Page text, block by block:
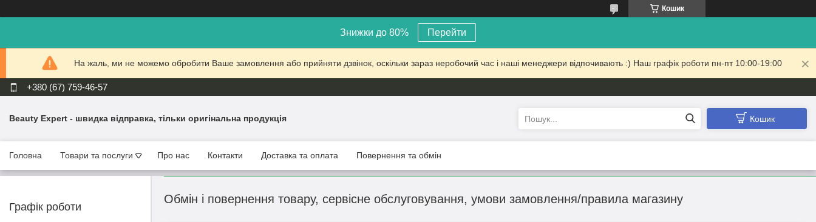
Кошик
Знижки до 80% Перейти
На жаль, ми не можемо обробити Ваше замовлення або прийняти дзвінок, оскільки зараз неробочий час і наші менеджери відпочивають :) Наш графік роботи пн-пт 10:00-19:00
+380 (67) 759-46-57
Beauty Expert - швидка відправка, тільки оригінальна продукція Кошик
Головна Товари та послуги Про нас Контакти Доставка та оплата Повернення та обмін
Обмін і повернення товару, сервісне обслуговування, умови замовлення/правила магазину
Графік роботи